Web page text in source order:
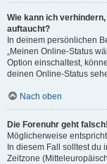
Wie kann ich
auftaucht?
In deinem persönlichen
„Meinen Online-Status
Option einschaltest,
deinen Online-Status
Nach oben
Die Forenuhr geht falsch!
Möglicherweise
In diesem Fall solltest du
Zeitzone